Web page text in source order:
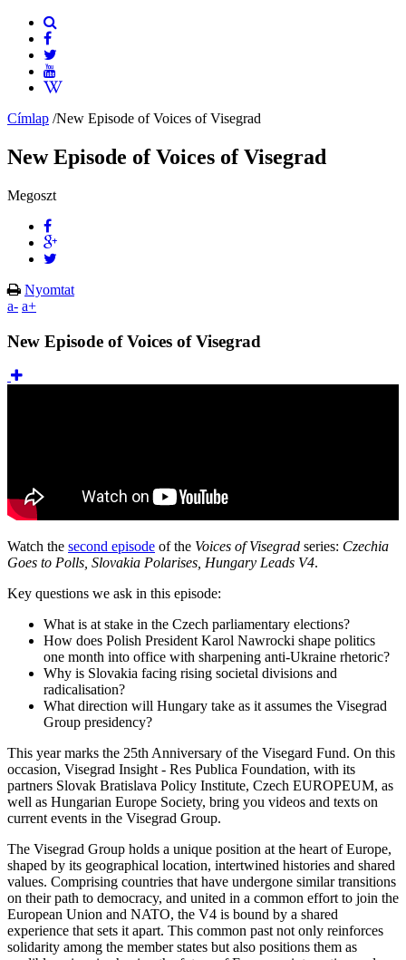
Címlap /New Episode of Voices of Visegrad
New Episode of Voices of Visegrad
Megoszt
Nyomtat
a- a+
New Episode of Voices of Visegrad
Watch the second episode of the Voices of Visegrad series: Czechia
Goes to Polls, Slovakia Polarises, Hungary Leads V4.
Key questions we ask in this episode:
What is at stake in the Czech parliamentary elections?
How does Polish President Karol Nawrocki shape politics
one month into office with sharpening anti-Ukraine rhetoric?
Why is Slovakia facing rising societal divisions and
radicalisation?
What direction will Hungary take as it assumes the Visegrad
Group presidency?
This year marks the 25th Anniversary of the Visegard Fund. On this
occasion, Visegrad Insight - Res Publica Foundation, with its
partners Slovak Bratislava Policy Institute, Czech EUROPEUM, as
well as Hungarian Europe Society, bring you videos and texts on
current events in the Visegrad Group.
The Visegrad Group holds a unique position at the heart of Europe,
shaped by its geographical location, intertwined histories and shared
values. Comprising countries that have undergone similar transitions
on their path to democracy, and united in a common effort to join the
European Union and NATO, the V4 is bound by a shared
experience that sets it apart. This common past not only reinforces
solidarity among the member states but also positions them as